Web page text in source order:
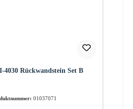
4030 Rückwandstein Set B
01037071